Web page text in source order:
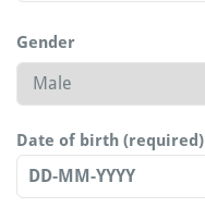
Gender
Date of birth (required)